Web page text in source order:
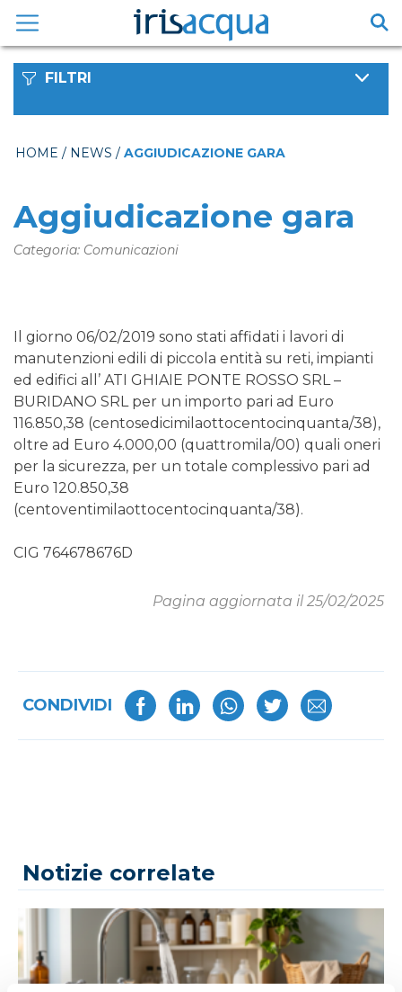
contenuto
FILTRI
HOME / NEWS / AGGIUDICAZIONE GARA
Aggiudicazione gara
Categoria: Comunicazioni
Il giorno 06/02/2019 sono stati affidati i lavori di
manutenzioni edili di piccola entità su reti, impianti
ed edifici all’ ATI GHIAIE PONTE ROSSO SRL –
BURIDANO SRL per un importo pari ad Euro
116.850,38 (centosedicimilaottocentocinquanta/38),
oltre ad Euro 4.000,00 (quattromila/00) quali oneri
per la sicurezza, per un totale complessivo pari ad
Euro 120.850,38
(centoventimilaottocentocinquanta/38).
CIG 764678676D
Pagina aggiornata il 25/02/2025
CONDIVIDI
Notizie correlate